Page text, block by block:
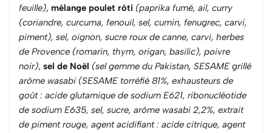
feuille), mélange poulet rôti (paprika fumé, ail, curry
(coriandre, curcuma, fenouil, sel, cumin, fenugrec, carvi,
piment), sel, oignon, sucre roux de canne, carvi, herbes
de Provence (romarin, thym, origan, basilic), poivre
noir), sel de Noël (sel gemme du Pakistan, SESAME grillé
arôme wasabi (SESAME torréfié 81%, exhausteurs de
goût : acide glutamique de sodium E621, ribonucléotide
de sodium E635, sel, sucre, arôme wasabi 2,2%, extrait
de piment rouge, agent acidifiant : acide citrique, agent